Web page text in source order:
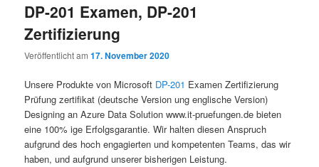
DP-201 Examen, DP-201
Zertifizierung
Veröffentlicht am17. November 2020
Unsere Produkte von Microsoft DP-201 Examen Zertifizierung
Prüfung zertifikat (deutsche Version ung englische Version)
Designing an Azure Data Solution www.it-pruefungen.de bieten
eine 100% ige Erfolgsgarantie. Wir halten diesen Anspruch
aufgrund des hoch engagierten und kompetenten Teams, das wir
haben, und aufgrund unserer bisherigen Leistung.